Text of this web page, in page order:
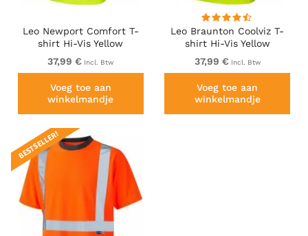
Leo Newport Comfort T-
shirt Hi-Vis Yellow
37,99 € Incl. Btw
Voeg toe aan
winkelmandje
Leo Braunton Coolviz T-
shirt Hi-Vis Yellow
37,99 € Incl. Btw
Voeg toe aan
winkelmandje
BESTSELLER!